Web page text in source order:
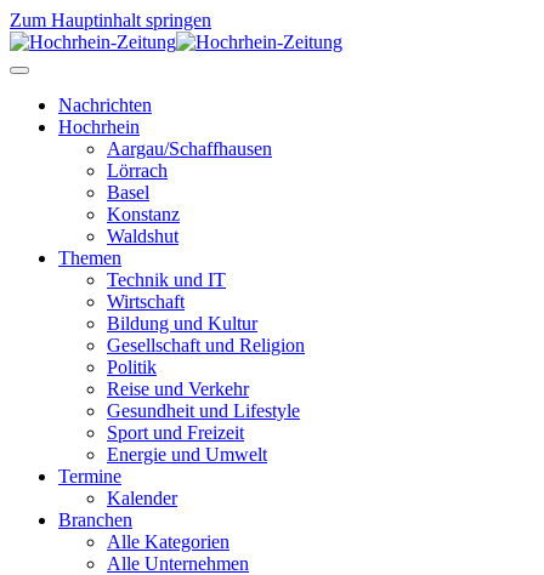
Zum Hauptinhalt springen
Nachrichten
Hochrhein
Aargau/Schaffhausen
Lörrach
Basel
Konstanz
Waldshut
Themen
Technik und IT
Wirtschaft
Bildung und Kultur
Gesellschaft und Religion
Politik
Reise und Verkehr
Gesundheit und Lifestyle
Sport und Freizeit
Energie und Umwelt
Termine
Kalender
Branchen
Alle Kategorien
Alle Unternehmen